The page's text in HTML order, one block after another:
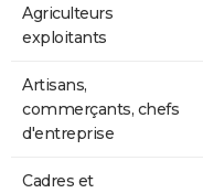
Agriculteurs
exploitants
Artisans,
commerçants, chefs
d'entreprise
Cadres et